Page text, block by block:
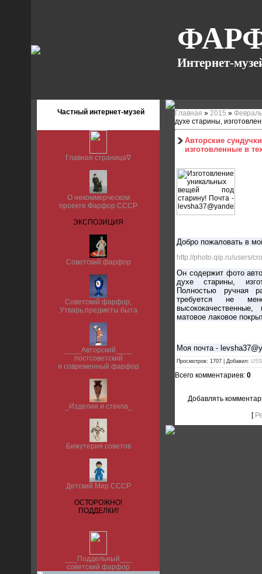
Интернет-
Частный интернет-музей
Главная страница∇
О некоммерческом
проекте Фарфор СССР
ЭКСПОЗИЦИЯ
Советский фарфор
Советский фарфор,
Утварь,предметы быта
____Авторский____
постсоветский
и современный фарфор
_Изделия и стекла_
Бижутерия советов
Детский Мир СССР
ОСТОРОЖНО!
ПОДДЕЛКИ!
___Поддельный___
советский фарфор
Главная » 2015 » Февраль
духе старины,
Авторские
изготовленные в
Добро пожаловать в
http://photo.qip.ru/users/
Он содержит фото
духе старины,
Полностью ручная
требуется не
матовое лаковое
Моя почта -
Просмотров: 1707 | Добавил:
Всего комментариев: 0
Добавлять
[